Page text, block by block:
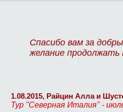
Спасибо вам за
желание
1.08.2015, Райцин Алла и
Тур "Северная Италия" -